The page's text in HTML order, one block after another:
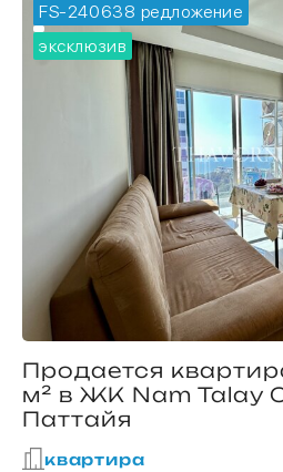
FS-240638
🔥 горячее предложение
эксклюзив
Продается
м² в ЖК Nam Talay
Паттайя
квартира